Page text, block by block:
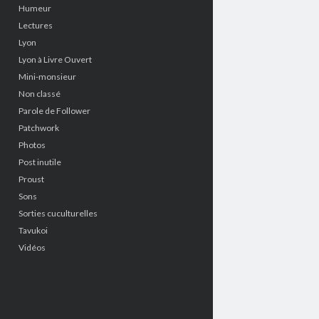
Humeur
Lectures
Lyon
Lyon à Livre Ouvert
Mini-monsieur
Non classé
Parole de Follower
Patchwork
Photos
Post inutile
Proust
Sons
Sorties cuculturelles
Tavukoi
Vidéos